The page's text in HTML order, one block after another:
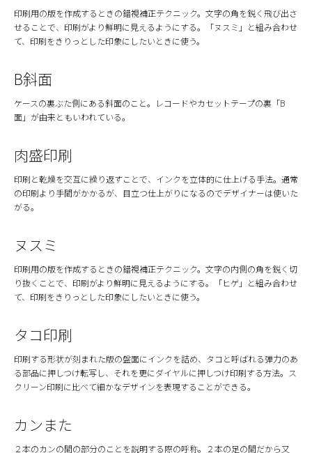
印刷用の版を作成するときの錯視補正テクニック。文字の角を鋭く飛び出さ
せることで、印刷がより鮮明に見えるようにする。「ヌスミ」と組み合わせ
て、印刷をきりっとした印象にしたいときに使う。
B斜面
ケースの裏ぶた側にある斜面のこと。レコードやカセットテープの裏「B
面」が由来ともいわれている。
肉盛印刷
印刷と乾燥を交互に繰り返すことで、インクを立体的に仕上げる手法。通常
の印刷より手間がかかるが、目立つ仕上がりになるのでデザイナーは使いた
がる。
ヌスミ
印刷用の版を作成するときの錯視補正テクニック。文字の内側の角を鋭く切
り抜くことで、印刷がより鮮明に見えるようにする。「ヒゲ」と組み合わせ
て、印刷をきりっとした印象にしたいときに使う。
タコ印刷
印刷する形状が刻まれた版の盤面にインクを詰め、タコと呼ばれる弾力のあ
る部品に押しつけ転写し、それを更にダイヤルに押しつけ印刷する方法。ス
クリーン印刷に比べて細かなデザインを表現することができる。
カンまた
２本のカンの間の部分のことを説明する際の呼称。２本の足の間だから又